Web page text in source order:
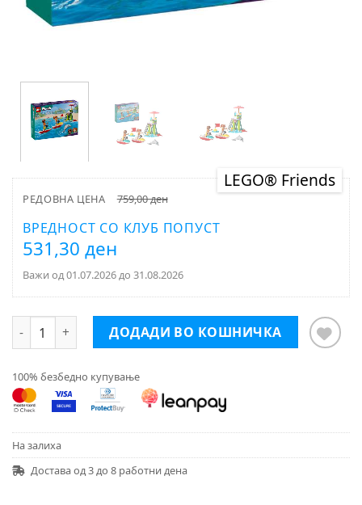
LEGO® Friends
РЕДОВНА ЦЕНА 759,00 ден
ВРЕДНОСТ СО КЛУБ ПОПУСТ
531,30 ден
Важи од 01.07.2026 до 31.08.2026
LEGO® Friends LEGO® FRIENDS 42623 скутер на вода
ДОДАДИ ВО КОШНИЧКА
100% безбедно купување
На залиха
Достава од 3 до 8 работни дена